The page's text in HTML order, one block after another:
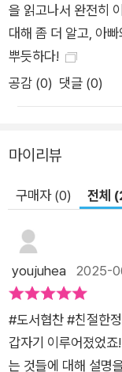
을 읽고나서 완전히
대해 좀 더 알고, 아
뿌듯하다!
공감 (0) 댓글 (0)
마이리뷰
구매자 (0) 전체
youjuhea 2025-
#도서협찬 #친절한정치신문 이번에 우리나
갑자기 이루어졌었
는 것들에 대해 설명